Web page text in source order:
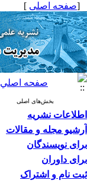
[صفحه اصلی ]
صفحه اصلي
بخش‌های اصلی
اطلاعات نشریه
آرشیو مجله و مقالات
برای نویسندگان
برای داوران
ثبت نام و اشتراک